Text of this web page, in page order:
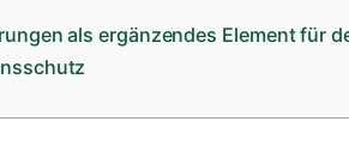
als ergänzendes Element für